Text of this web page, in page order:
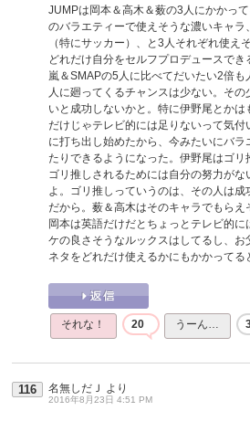
JUMPは岡本＆高木＆薮の3人にかかっ
のバラエティーで使えそうな濃いキャ
（特にサッカー）、と3人それぞれ使え
どれだけ自分をセルフプロデュースで
嵐＆SMAPの5人に比べてだいたい2倍
人に廻ってくるチャンスは少ない。そ
いと成功しないかと。特に伊野尾とかは
だけじゃテレビ的には足りないって気
に打ち出し始めたから、今みたいにバ
たりできるようになった。伊野尾はゴリ
ゴリ推しされるためには自分の努力がな
よ。ゴリ推しっていうのは、その人は
だから。薮＆高木はそのキャラでもらえ
岡本は英語だけだとちょっとテレビ的
ケの良さそうなルックスはしてるし、お
ネタをどれだけ使えるかにもかかってる
それな！ 20 うーん…
116 名無しだＪ より
2016年8月23日 4:51 PM